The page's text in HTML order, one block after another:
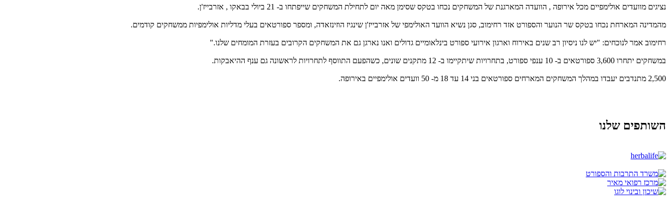
נציגים מוועדים אולימפיים מכל אירופה , הוועדה המארגנת של המשחקים נכחו בטקס שסימן מאה יום לתחילת המשחקים שייפתחו ב- 21 ביולי בבאקו , אזרבייז'ן.
מהמדינה המארחת נכחו בטקס שר הנוער והספורט אזד רחימוב, סגן נשיא הוועד האולימפי של אזרבייז'ן שינגיז הוזינזאדה, ומספר ספורטאים בעלי מדליות אולימפיות ממשחקים קודמים.
רחימוב אמר לנוכחים: "יש לנו ניסיון רב שנים באירוח וארגון אירועי ספורט בינלאומיים גדולים ואנו נארגן גם את המשחקים הקרובים בעזרת המומחים שלנו."
במשחקים יתחרו 3,600 ספורטאים ב- 10 ענפי ספורט, בתחרויות שיתקיימו ב- 12 מתקנים שונים, כשהפעם התווסף לתחרויות לראשונה גם ענף ההיאבקות.
2,500 מתנדבים יעבדו במהלך המשחקים המארחים ספורטאים בני 14 עד 18 מ- 50 וועדים אולימפיים באירופה.
השותפים שלנו